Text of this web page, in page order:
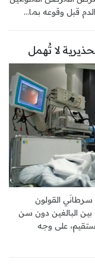
قبل وقوعه بما...
لا تُهمل
القولون
بين البالغين دون سن
على وجه